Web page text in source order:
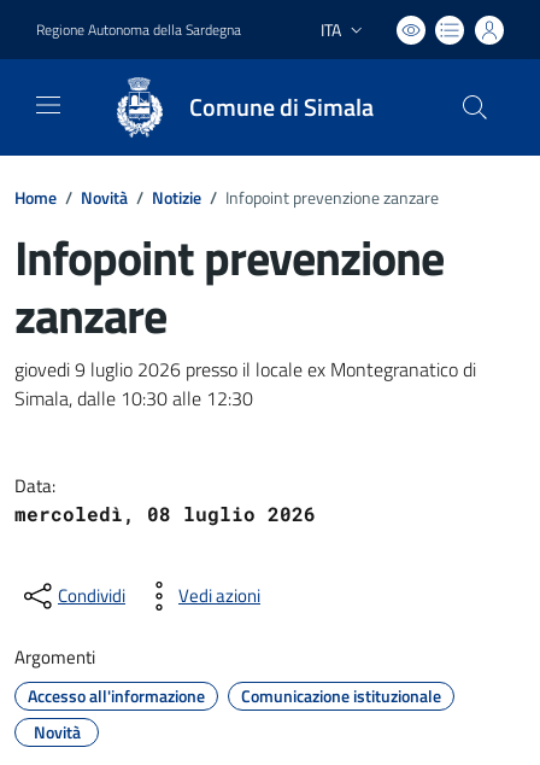
Regione Autonoma della Sardegna Lingua attiva:
ITA
Comune di Simala
Home / Novità / Notizie / Infopoint prevenzione zanzare
Infopoint prevenzione
zanzare
Dettagli del documento
giovedi 9 luglio 2026 presso il locale ex Montegranatico di
Simala, dalle 10:30 alle 12:30
Data:
mercoledì, 08 luglio 2026
Condividi Vedi azioni
Argomenti
Accesso all'informazione
Comunicazione istituzionale
Novità